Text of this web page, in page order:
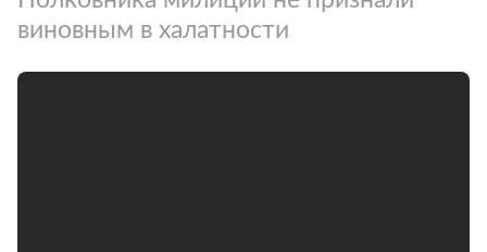
виновным в халатности